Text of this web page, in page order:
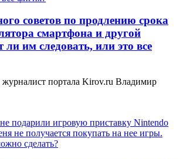
советов по продлению срока
смартфона и другой
ли им следовать, или это все
портала Kirov.ru Владимир